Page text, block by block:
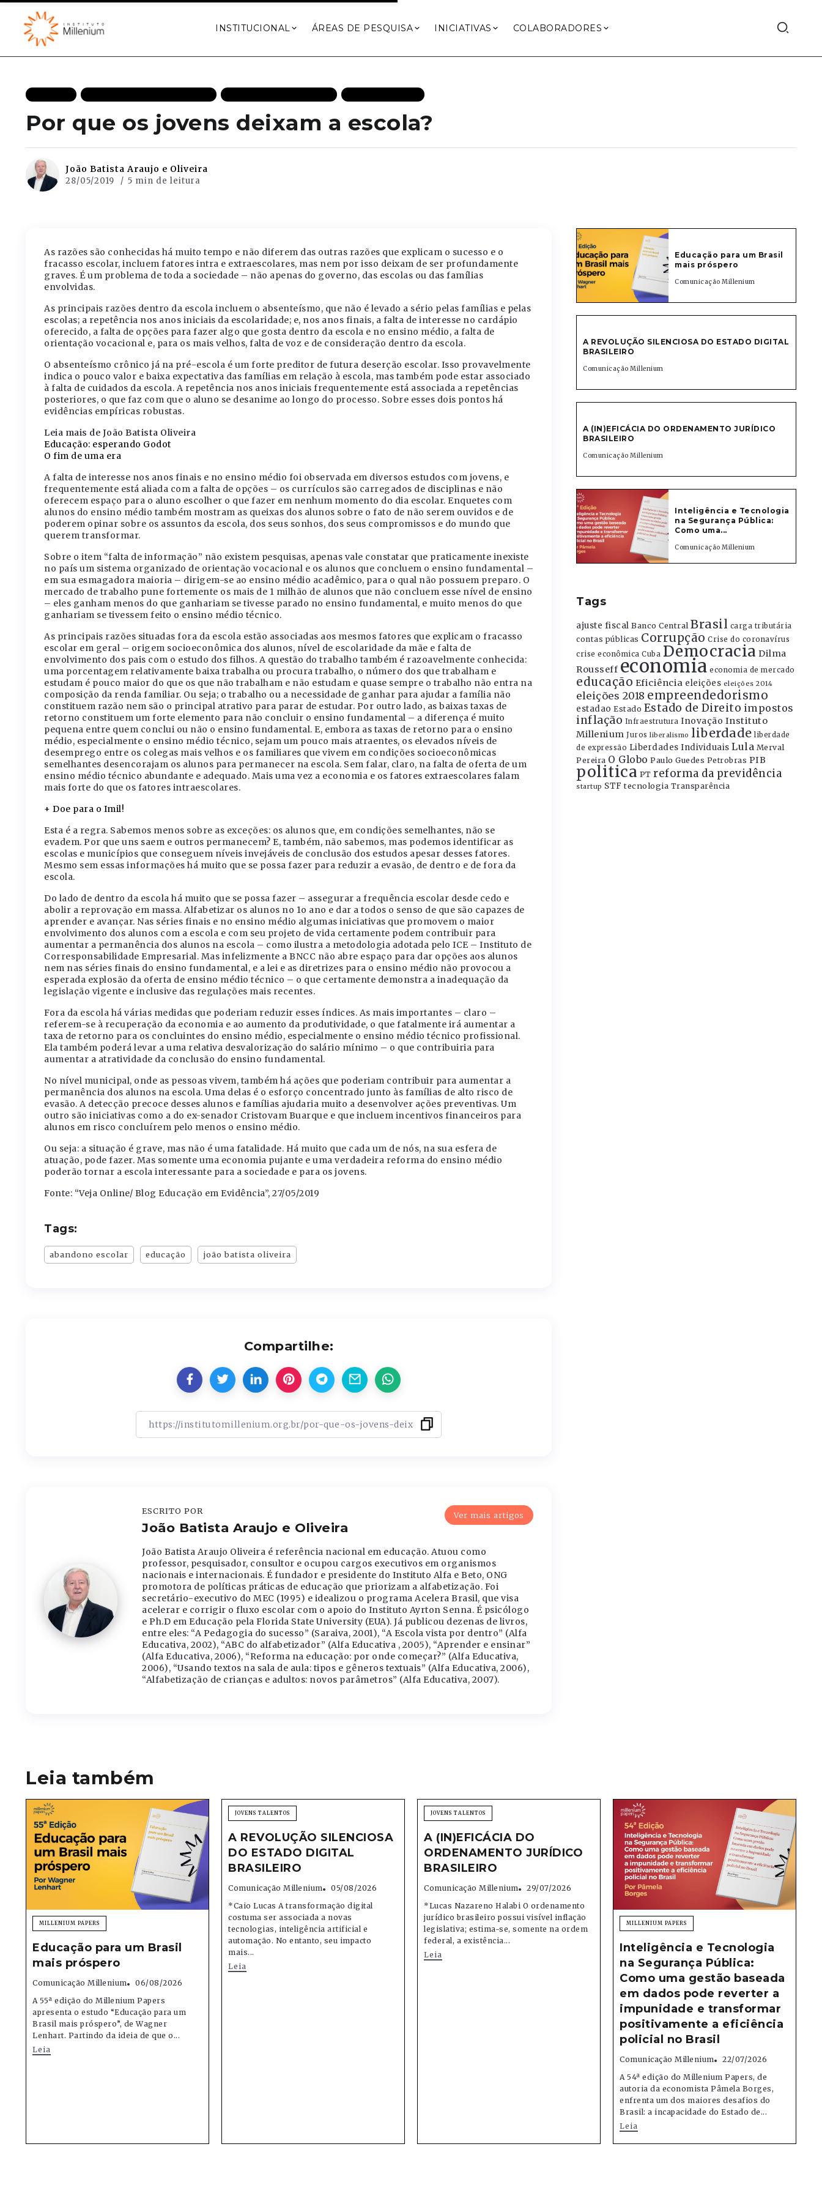
INSTITUCIONAL ÁREAS DE PESQUISA INICIATIVAS COLABORADORES
Por que os jovens deixam a escola?
João Batista Araujo e Oliveira
28/05/2019 5 min de leitura
As razões são conhecidas há muito tempo e não diferem das outras razões que explicam o sucesso e o
fracasso escolar, incluem fatores intra e extraescolares, mas nem por isso deixam de ser profundamente
graves. É um problema de toda a sociedade – não apenas do governo, das escolas ou das famílias
envolvidas.
As principais razões dentro da escola incluem o absenteísmo, que não é levado a sério pelas famílias e pelas
escolas; a repetência nos anos iniciais da escolaridade; e, nos anos finais, a falta de interesse no cardápio
oferecido, a falta de opções para fazer algo que gosta dentro da escola e no ensino médio, a falta de
orientação vocacional e, para os mais velhos, falta de voz e de consideração dentro da escola.
O absenteísmo crônico já na pré-escola é um forte preditor de futura deserção escolar. Isso provavelmente
indica o pouco valor e baixa expectativa das famílias em relação à escola, mas também pode estar associado
à falta de cuidados da escola. A repetência nos anos iniciais frequentemente está associada a repetências
posteriores, o que faz com que o aluno se desanime ao longo do processo. Sobre esses dois pontos há
evidências empíricas robustas.
Leia mais de João Batista Oliveira
Educação: esperando Godot
O fim de uma era
A falta de interesse nos anos finais e no ensino médio foi observada em diversos estudos com jovens, e
frequentemente está aliada com a falta de opções – os currículos são carregados de disciplinas e não
oferecem espaço para o aluno escolher o que fazer em nenhum momento do dia escolar. Enquetes com
alunos do ensino médio também mostram as queixas dos alunos sobre o fato de não serem ouvidos e de
poderem opinar sobre os assuntos da escola, dos seus sonhos, dos seus compromissos e do mundo que
querem transformar.
Sobre o item “falta de informação” não existem pesquisas, apenas vale constatar que praticamente inexiste
no país um sistema organizado de orientação vocacional e os alunos que concluem o ensino fundamental –
em sua esmagadora maioria – dirigem-se ao ensino médio acadêmico, para o qual não possuem preparo. O
mercado de trabalho pune fortemente os mais de 1 milhão de alunos que não concluem esse nível de ensino
– eles ganham menos do que ganhariam se tivesse parado no ensino fundamental, e muito menos do que
ganhariam se tivessem feito o ensino médio técnico.
As principais razões situadas fora da escola estão associadas aos mesmos fatores que explicam o fracasso
escolar em geral – origem socioeconômica dos alunos, nível de escolaridade da mãe e falta de
envolvimento dos pais com o estudo dos filhos. A questão do trabalho também é razoavelmente conhecida:
uma porcentagem relativamente baixa trabalha ou procura trabalho, o número dos que trabalham e
estudam é pouco maior do que os que não trabalham e não estudam e quase sempre o trabalho não entra na
composição da renda familiar. Ou seja; o trabalho ou a necessidade de ganhar para ajudar a família não
constituem razão nem são o principal atrativo para parar de estudar. Por outro lado, as baixas taxas de
retorno constituem um forte elemento para não concluir o ensino fundamental – a diferença é muito
pequena entre quem conclui ou não o ensino fundamental. E, embora as taxas de retorno para o ensino
médio, especialmente o ensino médio técnico, sejam um pouco mais atraentes, os elevados níveis de
desemprego entre os colegas mais velhos e os familiares que vivem em condições socioeconômicas
semelhantes desencorajam os alunos para permanecer na escola. Sem falar, claro, na falta de oferta de um
ensino médio técnico abundante e adequado. Mais uma vez a economia e os fatores extraescolares falam
mais forte do que os fatores intraescolares.
+ Doe para o Imil!
Esta é a regra. Sabemos menos sobre as exceções: os alunos que, em condições semelhantes, não se
evadem. Por que uns saem e outros permanecem? E, também, não sabemos, mas podemos identificar as
escolas e municípios que conseguem níveis invejáveis de conclusão dos estudos apesar desses fatores.
Mesmo sem essas informações há muito que se possa fazer para reduzir a evasão, de dentro e de fora da
escola.
Do lado de dentro da escola há muito que se possa fazer – assegurar a frequência escolar desde cedo e
abolir a reprovação em massa. Alfabetizar os alunos no 1o ano e dar a todos o senso de que são capazes de
aprender e avançar. Nas séries finais e no ensino médio algumas iniciativas que promovem o maior
envolvimento dos alunos com a escola e com seu projeto de vida certamente podem contribuir para
aumentar a permanência dos alunos na escola – como ilustra a metodologia adotada pelo ICE – Instituto de
Corresponsabilidade Empresarial. Mas infelizmente a BNCC não abre espaço para dar opções aos alunos
nem nas séries finais do ensino fundamental, e a lei e as diretrizes para o ensino médio não provocou a
esperada explosão da oferta de ensino médio técnico – o que certamente demonstra a inadequação da
legislação vigente e inclusive das regulações mais recentes.
Fora da escola há várias medidas que poderiam reduzir esses índices. As mais importantes – claro –
referem-se à recuperação da economia e ao aumento da produtividade, o que fatalmente irá aumentar a
taxa de retorno para os concluintes do ensino médio, especialmente o ensino médio técnico profissional.
Ela também poderá levar a uma relativa desvalorização do salário mínimo – o que contribuiria para
aumentar a atratividade da conclusão do ensino fundamental.
No nível municipal, onde as pessoas vivem, também há ações que poderiam contribuir para aumentar a
permanência dos alunos na escola. Uma delas é o esforço concentrado junto às famílias de alto risco de
evasão. A detecção precoce desses alunos e famílias ajudaria muito a desenvolver ações preventivas. Um
outro são iniciativas como a do ex-senador Cristovam Buarque e que incluem incentivos financeiros para
alunos em risco concluírem pelo menos o ensino médio.
Ou seja: a situação é grave, mas não é uma fatalidade. Há muito que cada um de nós, na sua esfera de
atuação, pode fazer. Mas somente uma economia pujante e uma verdadeira reforma do ensino médio
poderão tornar a escola interessante para a sociedade e para os jovens.
Fonte: “Veja Online/ Blog Educação em Evidência”, 27/05/2019
Tags:
abandono escolar educação joão batista oliveira
Compartilhe:
Ver mais artigos
ESCRITO POR
João Batista Araujo e Oliveira
João Batista Araujo Oliveira é referência nacional em educação. Atuou como
professor, pesquisador, consultor e ocupou cargos executivos em organismos
nacionais e internacionais. É fundador e presidente do Instituto Alfa e Beto, ONG
promotora de políticas práticas de educação que priorizam a alfabetização. Foi
secretário-executivo do MEC (1995) e idealizou o programa Acelera Brasil, que visa
acelerar e corrigir o fluxo escolar com o apoio do Instituto Ayrton Senna. É psicólogo
e Ph.D em Educação pela Florida State University (EUA). Já publicou dezenas de livros,
entre eles: “A Pedagogia do sucesso” (Saraiva, 2001), “A Escola vista por dentro” (Alfa
Educativa, 2002), “ABC do alfabetizador” (Alfa Educativa , 2005), “Aprender e ensinar”
(Alfa Educativa, 2006), “Reforma na educação: por onde começar?” (Alfa Educativa,
2006), “Usando textos na sala de aula: tipos e gêneros textuais” (Alfa Educativa, 2006),
“Alfabetização de crianças e adultos: novos parâmetros” (Alfa Educativa, 2007).
Educação para um Brasil
mais próspero
Comunicação Millenium
A REVOLUÇÃO SILENCIOSA DO ESTADO DIGITAL
BRASILEIRO
Comunicação Millenium
A (IN)EFICÁCIA DO ORDENAMENTO JURÍDICO
BRASILEIRO
Comunicação Millenium
Inteligência e Tecnologia
na Segurança Pública:
Como uma...
Comunicação Millenium
Tags
ajuste fiscal Banco Central Brasil carga tributária
contas públicas Corrupção Crise do coronavírus
crise econômica Cuba Democracia Dilma
Rousseff economia economia de mercado
educação Eficiência eleições eleições 2014
eleições 2018 empreendedorismo
estadao Estado Estado de Direito impostos
inflação Infraestrutura Inovação Instituto
Millenium Juros liberalismo liberdade liberdade
de expressão Liberdades Individuais Lula Merval
Pereira O Globo Paulo Guedes Petrobras PIB
politica PT reforma da previdência
startup STF tecnologia Transparência
Leia também
MILLENIUM PAPERS
Educação para um Brasil
mais próspero
Comunicação Millenium
06/08/2026
A 55ª edição do Millenium Papers
apresenta o estudo “Educação para um
Brasil mais próspero”, de Wagner
Lenhart. Partindo da ideia de que o...
Leia
JOVENS TALENTOS
A REVOLUÇÃO SILENCIOSA
DO ESTADO DIGITAL
BRASILEIRO
Comunicação Millenium
05/08/2026
*Caio Lucas A transformação digital
costuma ser associada a novas
tecnologias, inteligência artificial e
automação. No entanto, seu impacto
mais...
Leia
JOVENS TALENTOS
A (IN)EFICÁCIA DO
ORDENAMENTO JURÍDICO
BRASILEIRO
Comunicação Millenium
29/07/2026
*Lucas Nazareno Halabi O ordenamento
jurídico brasileiro possui visível inflação
legislativa; estima-se, somente na ordem
federal, a existência...
Leia
MILLENIUM PAPERS
Inteligência e Tecnologia
na Segurança Pública:
Como uma gestão baseada
em dados pode reverter a
impunidade e transformar
positivamente a eficiência
policial no Brasil
Comunicação Millenium
22/07/2026
A 54ª edição do Millenium Papers, de
autoria da economista Pâmela Borges,
enfrenta um dos maiores desafios do
Brasil: a incapacidade do Estado de...
Leia